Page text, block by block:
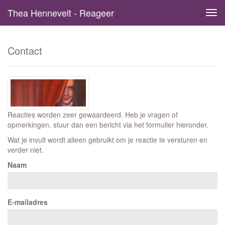
Thea Hennevelt - Reageer
Contact
Reacties worden zeer gewaardeerd. Heb je vragen of
opmerkingen, stuur dan een bericht via het formulier hieronder.
Wat je invult wordt alleen gebruikt om je reactie te versturen en
verder niet.
Naam
E-mailadres